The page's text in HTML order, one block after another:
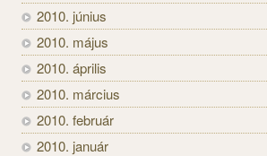
2010. június
2010. május
2010. április
2010. március
2010. február
2010. január